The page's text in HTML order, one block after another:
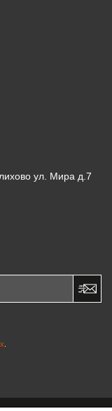
ул. Мира д.7